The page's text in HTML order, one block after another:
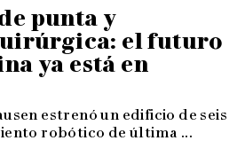
punta y
el futuro
ya está en
estrenó un edificio de seis
robótico de última ...